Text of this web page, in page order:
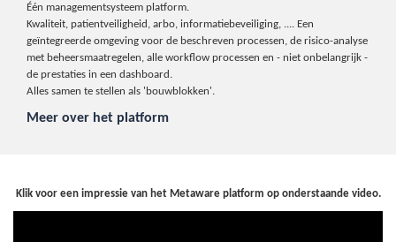
Één managementsysteem platform.
Kwaliteit, patientveiligheid, arbo, informatiebeveiliging, .... Een
geïntegreerde omgeving voor de beschreven processen, de risico-analyse
met beheersmaatregelen, alle workflow processen en - niet onbelangrijk -
de prestaties in een dashboard.
Alles samen te stellen als 'bouwblokken'.
Meer over het platform
Klik voor een impressie van het Metaware platform op onderstaande video.